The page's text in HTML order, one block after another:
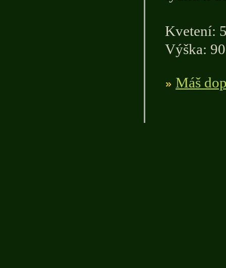
Kvetení:
Výška:
Máš